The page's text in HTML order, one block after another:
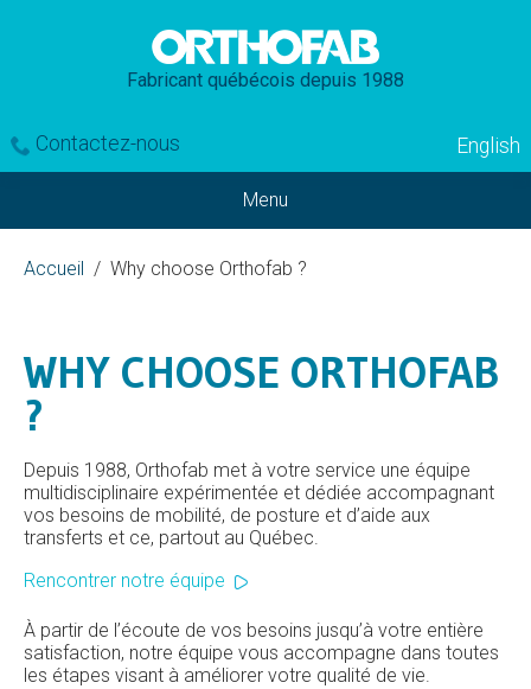
Fabricant québécois depuis 1988
Contactez-nous English
Menu
Accueil Why choose Orthofab ?
WHY CHOOSE ORTHOFAB
?
Depuis 1988, Orthofab met à votre service une équipe
multidisciplinaire expérimentée et dédiée accompagnant
vos besoins de mobilité, de posture et d’aide aux
transferts et ce, partout au Québec.
Rencontrer notre équipe
À partir de l’écoute de vos besoins jusqu’à votre entière
satisfaction, notre équipe vous accompagne dans toutes
les étapes visant à améliorer votre qualité de vie.